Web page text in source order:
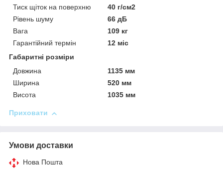
Тиск щіток на поверхню
40 г/см2
Рівень шуму
66 дБ
Вага
109 кг
Гарантійний термін
12 міс
Габаритні розміри
Довжина
1135 мм
Ширина
520 мм
Висота
1035 мм
Приховати
Умови доставки
Нова Пошта